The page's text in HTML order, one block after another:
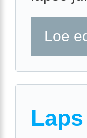
Loe